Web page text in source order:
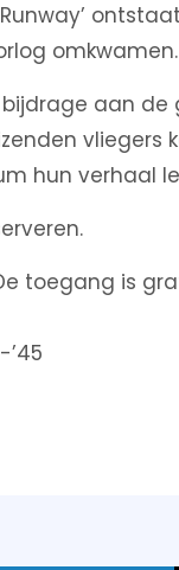
omkwamen.
bijdrage aan
vliegers
hun verhaal
toegang is